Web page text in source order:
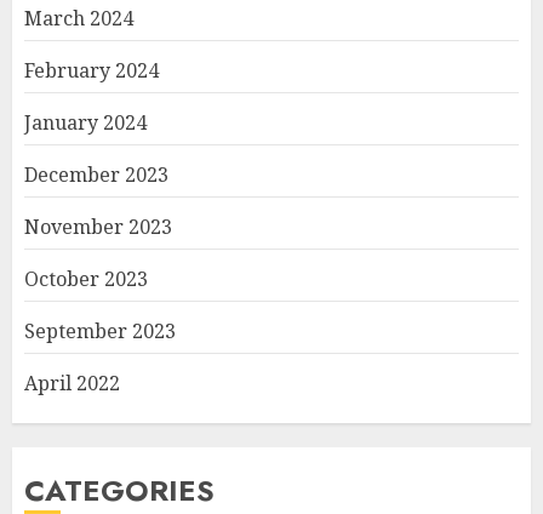
March 2024
February 2024
January 2024
December 2023
November 2023
October 2023
September 2023
April 2022
CATEGORIES